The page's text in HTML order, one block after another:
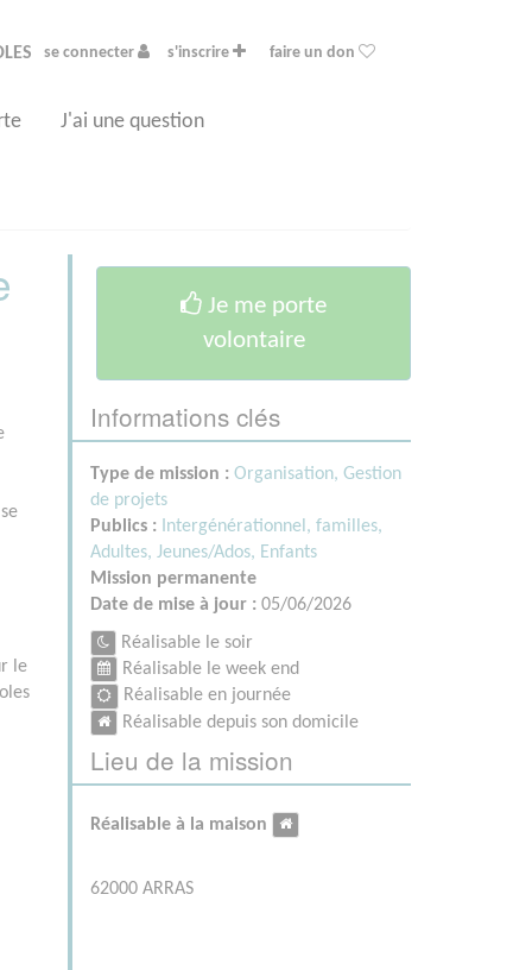
se connecter s'inscrire faire un don
J'ai une question
le
Je me porte
volontaire
Informations clés
Type de mission : Organisation, Gestion
de projets
Publics : Intergénérationnel, familles,
Adultes, Jeunes/Ados, Enfants
Mission permanente
Date de mise à jour : 05/06/2026
Réalisable le soir
Réalisable le week end
Réalisable en journée
Réalisable depuis son domicile
Lieu de la mission
Réalisable à la maison
62000 ARRAS